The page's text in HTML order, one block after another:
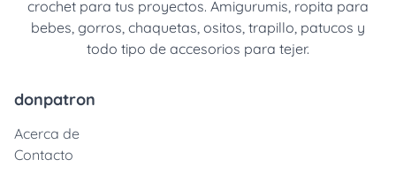
crochet para tus proyectos. Amigurumis, ropita para
bebes, gorros, chaquetas, ositos, trapillo, patucos y
todo tipo de accesorios para tejer.
donpatron
Acerca de
Contacto